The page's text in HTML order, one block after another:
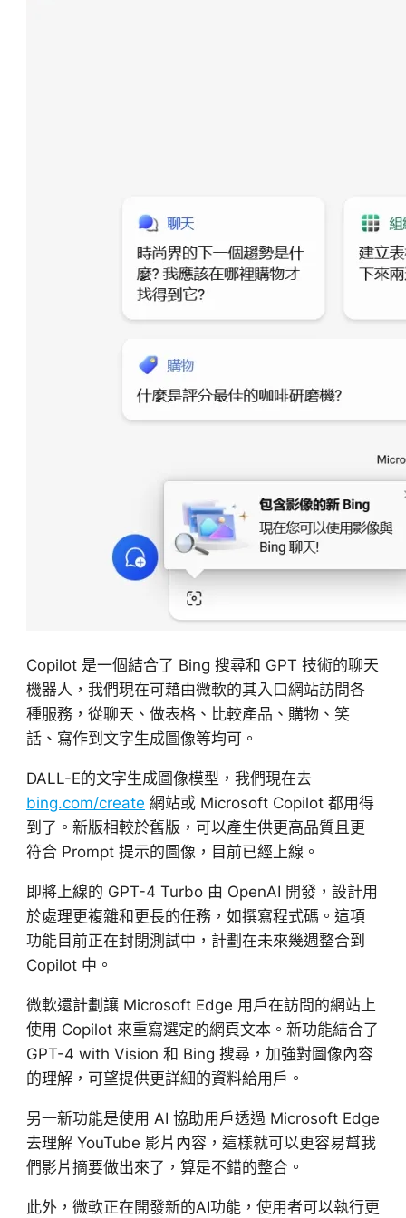
Copilot 是一個結合了 Bing 搜尋和 GPT 技術的聊天
機器人，我們現在可藉由微軟的其入口網站訪問各
種服務，從聊天、做表格、比較產品、購物、笑
話、寫作到文字生成圖像等均可。
DALL-E的文字生成圖像模型，我們現在去
bing.com/create 網站或 Microsoft Copilot 都用得
到了。新版相較於舊版，可以產生供更高品質且更
符合 Prompt 提示的圖像，目前已經上線。
即將上線的 GPT-4 Turbo 由 OpenAI 開發，設計用
於處理更複雜和更長的任務，如撰寫程式碼。這項
功能目前正在封閉測試中，計劃在未來幾週整合到
Copilot 中。
微軟還計劃讓 Microsoft Edge 用戶在訪問的網站上
使用 Copilot 來重寫選定的網頁文本。新功能結合了
GPT-4 with Vision 和 Bing 搜尋，加強對圖像內容
的理解，可望提供更詳細的資料給用戶。
另一新功能是使用 AI 協助用戶透過 Microsoft Edge
去理解 YouTube 影片內容，這樣就可以更容易幫我
們影片摘要做出來了，算是不錯的整合。
此外，微軟正在開發新的AI功能，使用者可以執行更